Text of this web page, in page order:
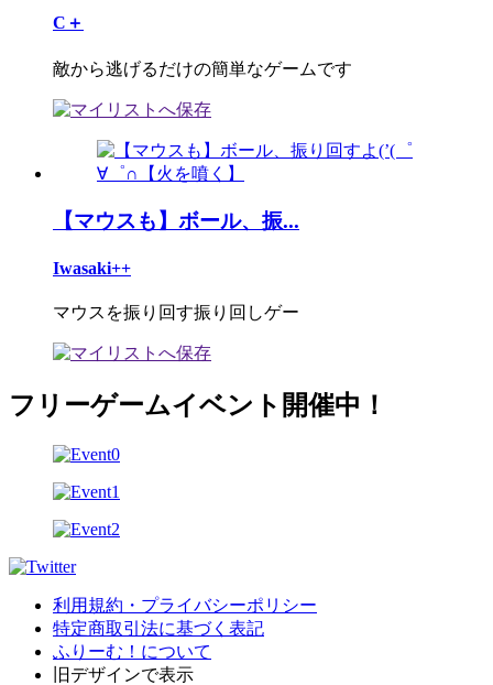
C＋
敵から逃げるだけの簡単なゲームです
【マウスも】ボール、振...
Iwasaki++
マウスを振り回す振り回しゲー
フリーゲームイベント開催中！
利用規約・プライバシーポリシー
特定商取引法に基づく表記
ふりーむ！について
旧デザインで表示